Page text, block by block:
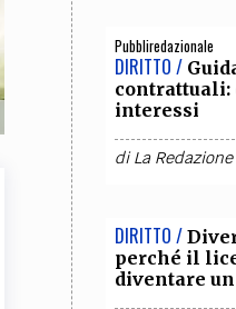
Pubbliredazionale
DIRITTO /
contrattuali:
interessi
diLa Redazione
DIRITTO /
perché il
diventare